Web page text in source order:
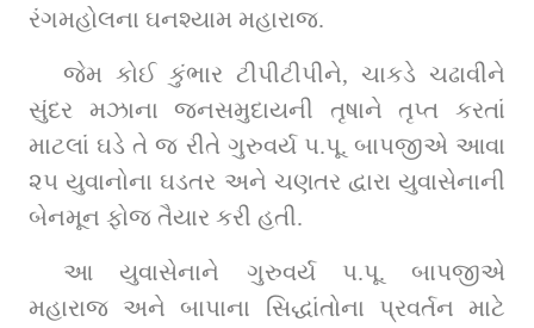
રંગમહોલના ઘનશ્યામ મહારાજ.
જેમ કોઈ કુંભાર ટીપીટીપીને, ચાકડે ચઢાવીને
સુંદર મઝાના જનસમુદાયની તૃષાને તૃપ્ત કરતાં
માટલાં ઘડે તે જ રીતે ગુરુવર્ય પ.પૂ. બાપજીએ આવા
૨૫ યુવાનોના ઘડતર અને ચણતર દ્વારા યુવાસેનાની
બેનમૂન ફોજ તૈયાર કરી હતી.
આ યુવાસેનાને ગુરુવર્ય પ.પૂ. બાપજીએ
મહારાજ અને બાપાના સિદ્ધાંતોના પ્રવર્તન માટે